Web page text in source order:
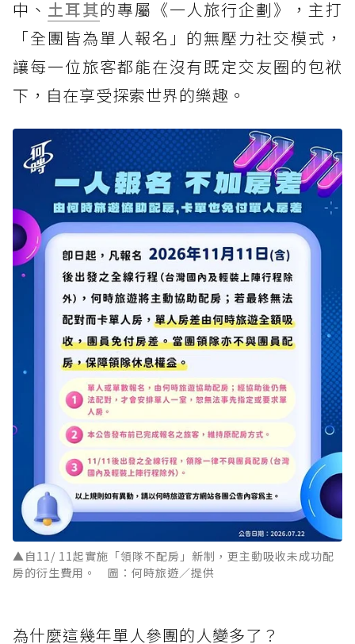
中、 土耳其的專屬《一人旅行企劃》，主打
「全團皆為單人報名」的無壓力社交模式，
讓每一位旅客都能在沒有既定交友圈的包袱
下，自在享受探索世界的樂趣。
▲自11/ 11起實施「領隊不配房」新制，更主動吸收未成功配
房的衍生費用。 圖：何時旅遊／提供
為什麼這幾年單人參團的人變多了？